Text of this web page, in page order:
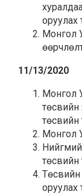
оруулах
Монгол
11/13/2020
Монгол
төсвийн
төсвийн
Монгол
төсвийн
Төсвийн
оруулах